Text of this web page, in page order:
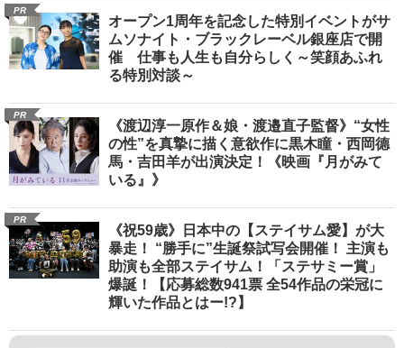
PR
オープン1周年を記念した特別イベントがサ
ムソナイト・ブラックレーベル銀座店で開
催 仕事も人生も自分らしく～笑顔あふれ
る特別対談～
PR
《渡辺淳一原作＆娘・渡邉直子監督》“女性
の性”を真摯に描く意欲作に黒木瞳・西岡德
馬・吉田羊が出演決定！《映画『月がみて
いる』》
PR
《祝59歳》日本中の【ステイサム愛】が大
暴走！ “勝手に”生誕祭試写会開催！ 主演も
助演も全部ステイサム！「ステサミー賞」
爆誕！【応募総数941票 全54作品の栄冠に
輝いた作品とはー!?】